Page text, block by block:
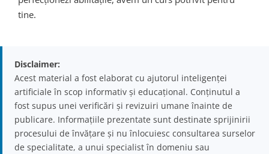
tine.
Disclaimer:
Acest material a fost elaborat cu ajutorul inteligenței
artificiale în scop informativ și educațional. Conținutul a
fost supus unei verificări și revizuiri umane înainte de
publicare. Informațiile prezentate sunt destinate sprijinirii
procesului de învățare și nu înlocuiesc consultarea surselor
de specialitate, a unui specialist în domeniu sau